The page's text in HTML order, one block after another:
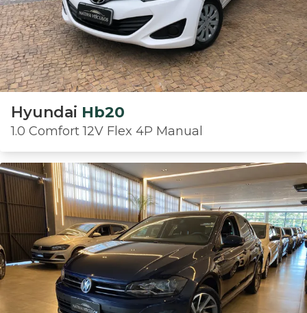
Hyundai Hb20
1.0 Comfort 12V Flex 4P Manual